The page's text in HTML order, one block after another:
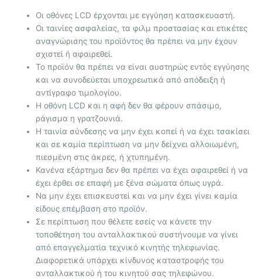
Οι οθόνες LCD έρχονται με εγγύηση κατασκευαστή.
Οι ταινίες ασφαλείας, τα φιλμ προστασίας και ετικέτες
αναγνώρισης του προϊόντος θα πρέπει να μην έχουν
σχιστεί ή αφαιρεθεί.
Το προϊόν θα πρέπει να είναι αυστηρώς εντός εγγύησης
και να συνοδεύεται υποχρεωτικά από απόδειξη ή
αντίγραφο τιμολογίου.
Η οθόνη LCD και η αφή δεν θα φέρουν σπάσιμο,
ράγισμα η γρατζουνιά.
Η ταινία σύνδεσης να μην έχει κοπεί ή να έχει τσακίσει
και σε καμία περίπτωση να μην δείχνει αλλοιωμένη,
πιεσμένη στις άκρες, ή χτυπημένη.
Κανένα εξάρτημα δεν θα πρέπει να έχει αφαιρεθεί ή να
έχει έρθει σε επαφή με ξένα σώματα όπως υγρά.
Να μην έχει επισκευστεί και να μην έχει γίνει καμία
είδους επέμβαση στο προϊόν.
Σε περίπτωση που θέλετε εσείς να κάνετε την
τοποθέτηση του ανταλλακτικού συστήνουμε να γίνει
από επαγγελματία τεχνικό κινητής τηλεφωνίας.
Διαφορετικά υπάρχει κίνδυνος καταστροφής του
ανταλλακτικού ή του κινητού σας τηλεφώνου.